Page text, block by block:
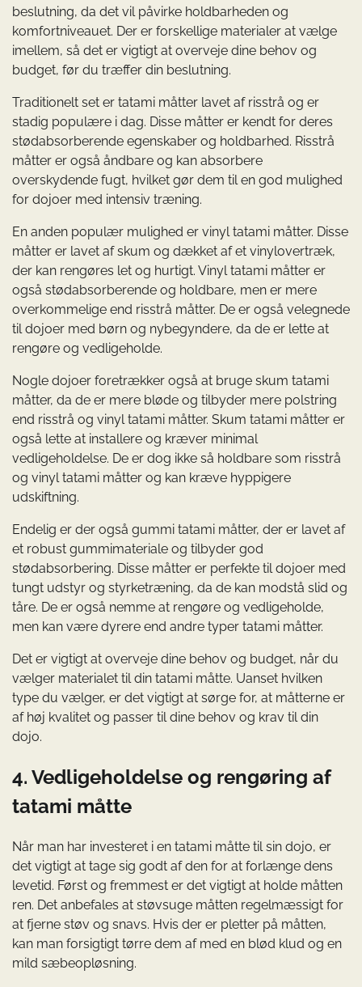
beslutning, da det vil påvirke holdbarheden og
komfortniveauet. Der er forskellige materialer at vælge
imellem, så det er vigtigt at overveje dine behov og
budget, før du træffer din beslutning.
Traditionelt set er tatami måtter lavet af risstrå og er
stadig populære i dag. Disse måtter er kendt for deres
stødabsorberende egenskaber og holdbarhed. Risstrå
måtter er også åndbare og kan absorbere
overskydende fugt, hvilket gør dem til en god mulighed
for dojoer med intensiv træning.
En anden populær mulighed er vinyl tatami måtter. Disse
måtter er lavet af skum og dækket af et vinylovertræk,
der kan rengøres let og hurtigt. Vinyl tatami måtter er
også stødabsorberende og holdbare, men er mere
overkommelige end risstrå måtter. De er også velegnede
til dojoer med børn og nybegyndere, da de er lette at
rengøre og vedligeholde.
Nogle dojoer foretrækker også at bruge skum tatami
måtter, da de er mere bløde og tilbyder mere polstring
end risstrå og vinyl tatami måtter. Skum tatami måtter er
også lette at installere og kræver minimal
vedligeholdelse. De er dog ikke så holdbare som risstrå
og vinyl tatami måtter og kan kræve hyppigere
udskiftning.
Endelig er der også gummi tatami måtter, der er lavet af
et robust gummimateriale og tilbyder god
stødabsorbering. Disse måtter er perfekte til dojoer med
tungt udstyr og styrketræning, da de kan modstå slid og
tåre. De er også nemme at rengøre og vedligeholde,
men kan være dyrere end andre typer tatami måtter.
Det er vigtigt at overveje dine behov og budget, når du
vælger materialet til din tatami måtte. Uanset hvilken
type du vælger, er det vigtigt at sørge for, at måtterne er
af høj kvalitet og passer til dine behov og krav til din
dojo.
4. Vedligeholdelse og rengøring af
tatami måtte
Når man har investeret i en tatami måtte til sin dojo, er
det vigtigt at tage sig godt af den for at forlænge dens
levetid. Først og fremmest er det vigtigt at holde måtten
ren. Det anbefales at støvsuge måtten regelmæssigt for
at fjerne støv og snavs. Hvis der er pletter på måtten,
kan man forsigtigt tørre dem af med en blød klud og en
mild sæbeopløsning.